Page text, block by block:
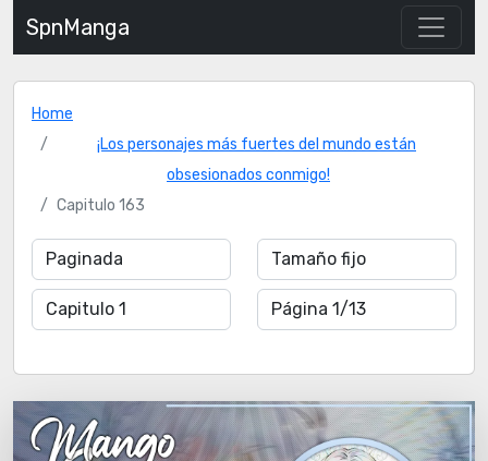
SpnManga
Home
¡Los personajes más fuertes del mundo están
obsesionados conmigo!
Capitulo 163